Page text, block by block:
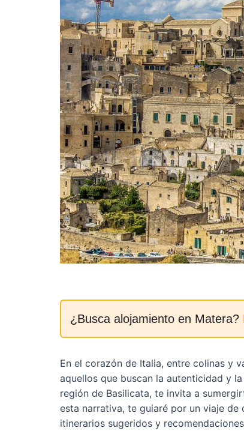
¿Busca alojamiento en Matera?
En el corazón de Italia, entre colinas y
aquellos que buscan la autenticidad y
región de Basilicata, te invita a
esta narrativa, te guiaré por un viaje
itinerarios sugeridos y